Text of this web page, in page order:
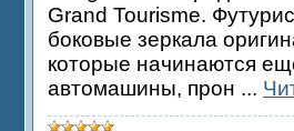
Grand Tourisme.
боковые зеркала
которые начинаются
автомашины, прон ...